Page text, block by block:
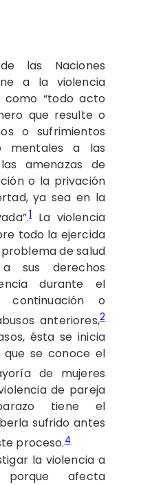
las Naciones
a la violencia
“todo acto
que resulte o
o sufrimientos
mentales a las
amenazas de
o la privación
ya sea en la
1La violencia
todo la ejercida
de salud
sus derechos
durante el
o
anteriores,2
ésta se inicia
se conoce el
de mujeres
de pareja
tiene el
sufrido antes
proceso.4
la violencia a
afecta